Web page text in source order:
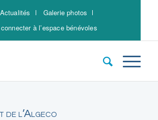
Actualités
Galerie photos
à l’espace bénévoles
de l’Algeco